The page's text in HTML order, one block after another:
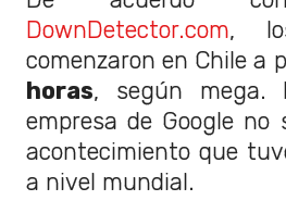
DownDetector.com,
comenzaron en Chile a
horas, según mega.
empresa de Google no
acontecimiento que
a nivel mundial.